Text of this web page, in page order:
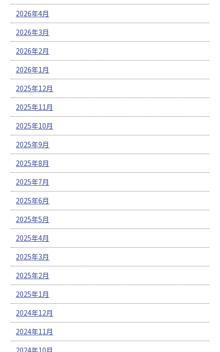
2026年4月
2026年3月
2026年2月
2026年1月
2025年12月
2025年11月
2025年10月
2025年9月
2025年8月
2025年7月
2025年6月
2025年5月
2025年4月
2025年3月
2025年2月
2025年1月
2024年12月
2024年11月
2024年10月